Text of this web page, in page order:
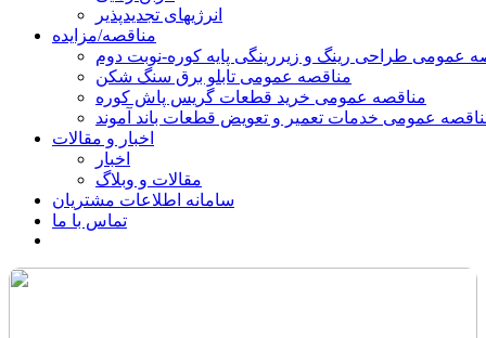
انرژیهای تجدیدپذیر
مناقصه/مزایده
عمومی طراحی رینگ و زیررینگی پایه کوره-نوبت دوم
مناقصه عمومی تابلو برق سنگ شکن
مناقصه عمومی خرید قطعات گریس پاش کوره
عمومی خدمات تعمیر و تعویض قطعات باند آموند
اخبار و مقالات
اخبار
مقالات و وبلاگ
سامانه اطلاعات مشتریان
تماس با ما